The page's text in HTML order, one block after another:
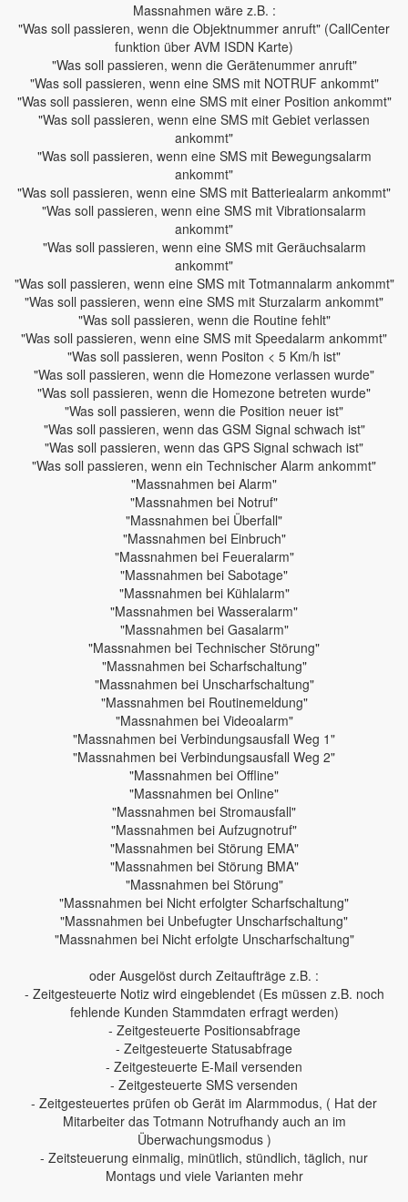
Massnahmen wäre z.B. :
"Was soll passieren, wenn die Objektnummer anruft" (CallCenter
funktion über AVM ISDN Karte)
"Was soll passieren, wenn die Gerätenummer anruft"
"Was soll passieren, wenn eine SMS mit NOTRUF ankommt"
"Was soll passieren, wenn eine SMS mit einer Position ankommt"
"Was soll passieren, wenn eine SMS mit Gebiet verlassen
ankommt"
"Was soll passieren, wenn eine SMS mit Bewegungsalarm
ankommt"
"Was soll passieren, wenn eine SMS mit Batteriealarm ankommt"
"Was soll passieren, wenn eine SMS mit Vibrationsalarm
ankommt"
"Was soll passieren, wenn eine SMS mit Geräuchsalarm
ankommt"
"Was soll passieren, wenn eine SMS mit Totmannalarm ankommt"
"Was soll passieren, wenn eine SMS mit Sturzalarm ankommt"
"Was soll passieren, wenn die Routine fehlt"
"Was soll passieren, wenn eine SMS mit Speedalarm ankommt"
"Was soll passieren, wenn Positon < 5 Km/h ist"
"Was soll passieren, wenn die Homezone verlassen wurde"
"Was soll passieren, wenn die Homezone betreten wurde"
"Was soll passieren, wenn die Position neuer ist"
"Was soll passieren, wenn das GSM Signal schwach ist"
"Was soll passieren, wenn das GPS Signal schwach ist"
"Was soll passieren, wenn ein Technischer Alarm ankommt"
"Massnahmen bei Alarm"
"Massnahmen bei Notruf"
"Massnahmen bei Überfall"
"Massnahmen bei Einbruch"
"Massnahmen bei Feueralarm"
"Massnahmen bei Sabotage"
"Massnahmen bei Kühlalarm"
"Massnahmen bei Wasseralarm"
"Massnahmen bei Gasalarm"
"Massnahmen bei Technischer Störung"
"Massnahmen bei Scharfschaltung"
"Massnahmen bei Unscharfschaltung"
"Massnahmen bei Routinemeldung"
"Massnahmen bei Videoalarm"
"Massnahmen bei Verbindungsausfall Weg 1"
"Massnahmen bei Verbindungsausfall Weg 2"
"Massnahmen bei Offline"
"Massnahmen bei Online"
"Massnahmen bei Stromausfall"
"Massnahmen bei Aufzugnotruf"
"Massnahmen bei Störung EMA"
"Massnahmen bei Störung BMA"
"Massnahmen bei Störung"
"Massnahmen bei Nicht erfolgter Scharfschaltung"
"Massnahmen bei Unbefugter Unscharfschaltung"
"Massnahmen bei Nicht erfolgte Unscharfschaltung"
oder Ausgelöst durch Zeitaufträge z.B. :
- Zeitgesteuerte Notiz wird eingeblendet (Es müssen z.B. noch
fehlende Kunden Stammdaten erfragt werden)
- Zeitgesteuerte Positionsabfrage
- Zeitgesteuerte Statusabfrage
- Zeitgesteuerte E-Mail versenden
- Zeitgesteuerte SMS versenden
- Zeitgesteuertes prüfen ob Gerät im Alarmmodus, ( Hat der
Mitarbeiter das Totmann Notrufhandy auch an im
Überwachungsmodus )
- Zeitsteuerung einmalig, minütlich, stündlich, täglich, nur
Montags und viele Varianten mehr